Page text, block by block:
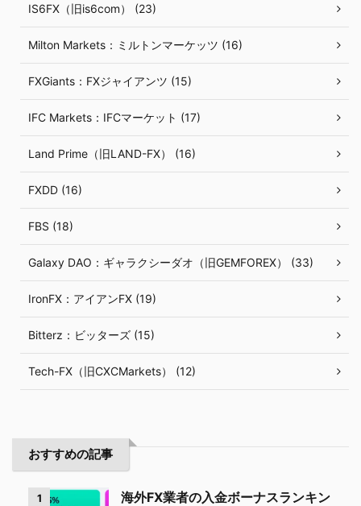
IS6FX（旧is6com） (23)
Milton Markets：ミルトンマーケッツ (16)
FXGiants：FXジャイアンツ (15)
IFC Markets：IFCマーケット (17)
Land Prime（旧LAND-FX） (16)
FXDD (16)
FBS (18)
Galaxy DAO：ギャラクシーダオ（旧GEMFOREX） (33)
IronFX：アイアンFX (19)
Bitterz：ビッターズ (15)
Tech-FX（旧CXCMarkets） (12)
おすすめの記事
1
海外FX業者の入金ボーナスランキン